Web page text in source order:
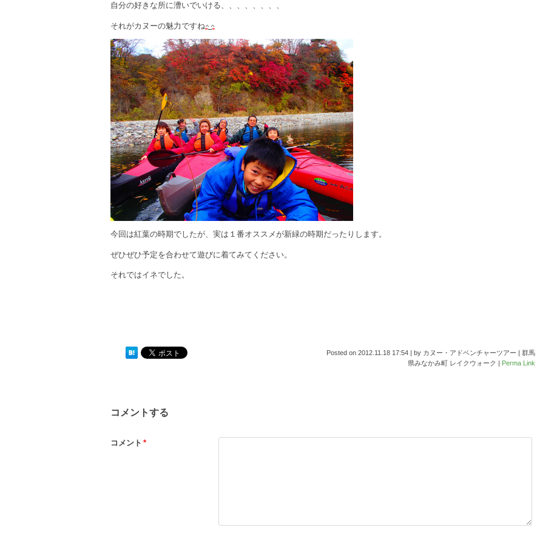
自分の好きな所に漕いでいける、、、、、、、、
それがカヌーの魅力ですね
今回は紅葉の時期でしたが、実は１番オススメが新緑の時期だったりします。
ぜひぜひ予定を合わせて遊びに着てみてください。
それではイネでした。
Posted on 2012.11.18 17:54 | by カヌー・アドベンチャーツアー | 群馬
県みなかみ町 レイクウォーク | Perma Link
コメントする
コメント *